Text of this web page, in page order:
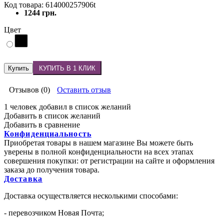
Код товара: 614000257906t
1244 грн.
Цвет
Купить КУПИТЬ В 1 КЛИК
Отзывов (0)
Оставить отзыв
1 человек добавил в список желаний
Добавить в список желаний
Добавить в сравнение
Конфиденциальность
Приобретая товары в нашем магазине Вы можете быть
уверены в полной конфиденциальности на всех этапах
совершения покупки: от регистрации на сайте и оформления
заказа до получения товара.
Доставка
Доставка осуществляется несколькими способами:
- перевозчиком Новая Почта;